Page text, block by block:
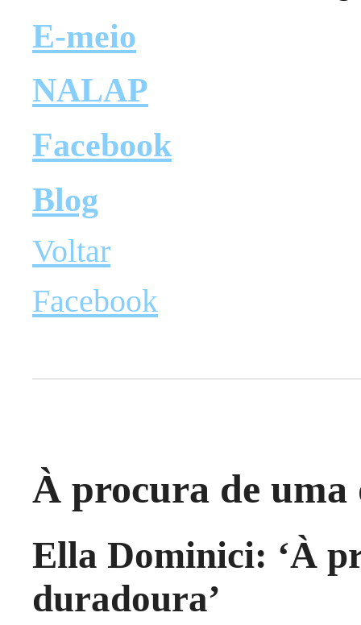
E-meio
NALAP
Facebook
Blog
Voltar
Facebook
À procura de
Ella Dominici: ‘À
duradoura’